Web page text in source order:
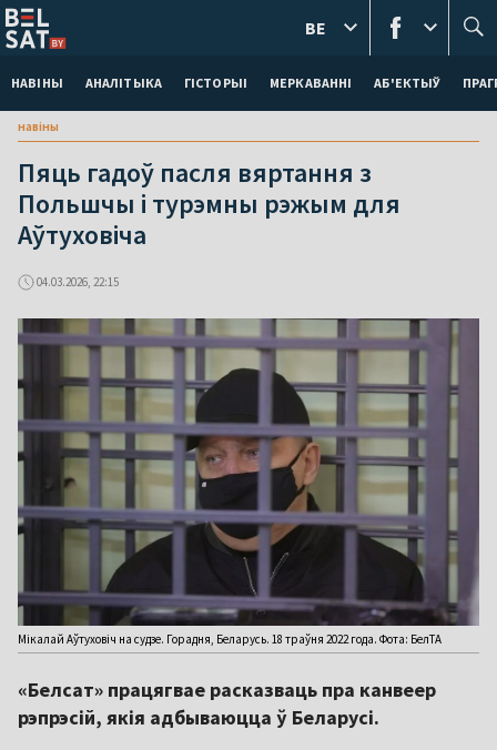
НАВІНЫ АНАЛІТЫКА ГІСТОРЫІ МЕРКАВАННI АБ'ЕКТЫЎ
BE
навіны
Пяць гадоў пасля вяртання з
Польшчы і турэмны рэжым для
Аўтуховіча
04.03.2026, 22:15
Мікалай Аўтуховіч на судзе. Горадня, Беларусь. 18 траўня 2022 года. Фота: БелТА
«Белсат» працягвае расказваць пра канвеер
рэпрэсій, якія адбываюцца ў Беларусі.